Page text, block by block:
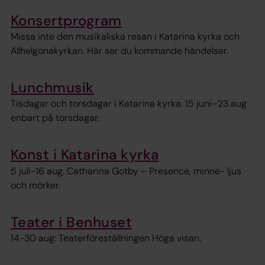
Konsertprogram
Missa inte den musikaliska resan i Katarina kyrka och
Allhelgonakyrkan. Här ser du kommande händelser.
Lunchmusik
Tisdagar och torsdagar i Katarina kyrka. 15 juni–23 aug
enbart på torsdagar.
Konst i Katarina kyrka
5 juli-16 aug, Catharina Gotby – Presence, minne- ljus
och mörker
Teater i Benhuset
14-30 aug: Teaterföreställningen Höga visan.